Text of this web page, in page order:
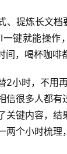
、提炼长文档
键就能操作
，喝杯咖啡
2小时，不用
信很多人都有
关键内容，结
两个小时梳理